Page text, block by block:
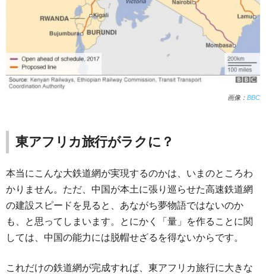
画像： BBC
東アフリカ旅行がラクに？
本当にこんな大鉄道網が実現するのかは、いまのところわ
かりません。ただ、中国が本土に張り巡らせた高速鉄道網
の建設スピードを見ると、あながち夢物語ではないのか
も、と思ってしまいます。とにかく「量」を作ることに関
しては、中国の能力には脱帽せざるを得ないからです。
これだけの鉄道網が完成すれば、東アフリカ旅行に大きな